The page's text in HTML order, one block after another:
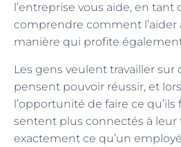
l’entreprise vous aide, en tant
comprendre comment l’aider
manière qui profite
Les gens veulent travailler sur
pensent pouvoir réussir, et
l’opportunité de faire ce qu’ils
sentent plus connectés à leur
exactement ce qu’un